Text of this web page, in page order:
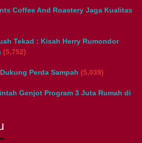
Coffee And Roastery Jaga Kualitas
Tekad : Kisah Herry Rumondor
(5,752)
Perda Sampah (5,039)
Genjot Program 3 Juta Rumah di